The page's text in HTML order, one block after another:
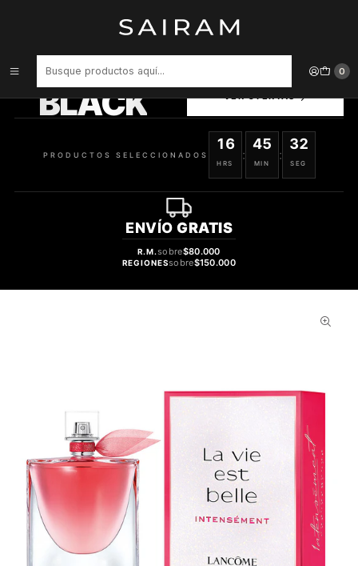
0
Perfume La Vie Est Belle Intensement Dama Edp 100 ml
BLACK
SELECCIONADOS
PRODUCTOS SELECCIONADOS
16
HRS
:
45
MIN
:
31
SEG
ENVÍO GRATIS
R.M.sobre$80.000
REGIONESsobre$150.000